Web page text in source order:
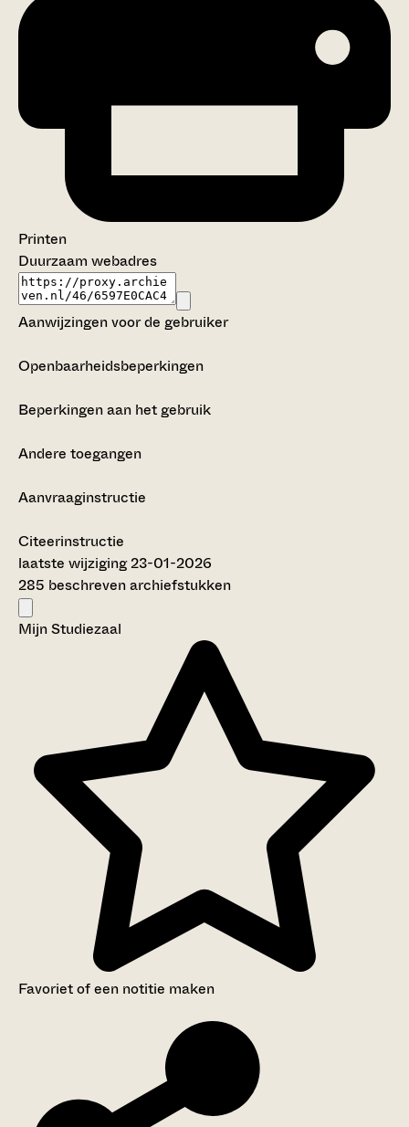
Printen
Duurzaam webadres
Aanwijzingen voor de gebruiker
Openbaarheidsbeperkingen
Beperkingen aan het gebruik
Andere toegangen
Aanvraaginstructie
Citeerinstructie
laatste wijziging 23-01-2026
285 beschreven archiefstukken
Mijn Studiezaal
Favoriet of een notitie maken